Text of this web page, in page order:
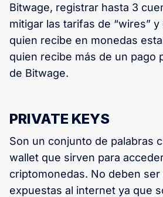
Bitwage, registrar hasta 3
mitigar las tarifas de “wires”
quien recibe en monedas
quien recibe más de un pago
de Bitwage.
PRIVATE KEYS
Son un conjunto de palabras
wallet que sirven para
criptomonedas. No deben
expuestas al internet ya que